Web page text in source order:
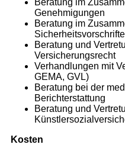
Beratung im
Genehmigungen
Beratung im
Beratung und
Versicherungsrecht
Verhandlungen mit
GEMA, GVL)
Beratung bei der
Berichterstattung
Beratung und
Kosten